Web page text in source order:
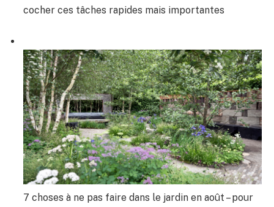
cocher ces tâches rapides mais importantes
7 choses à ne pas faire dans le jardin en août – pour